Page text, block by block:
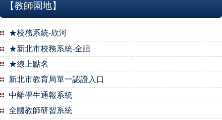
課程諮詢教師
新課網資訊網站連結
【教師園地】
★校務系統-欣河
★新北市校務系統-全誼
★線上點名
新北市教育局單一認證入口
中離學生通報系統
全國教師研習系統